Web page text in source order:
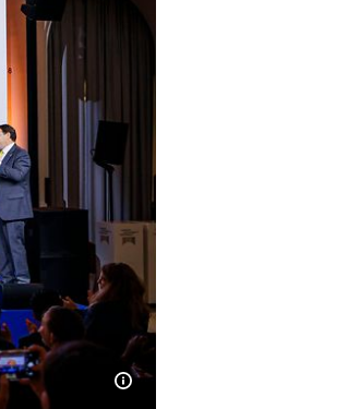
Bildinformationen